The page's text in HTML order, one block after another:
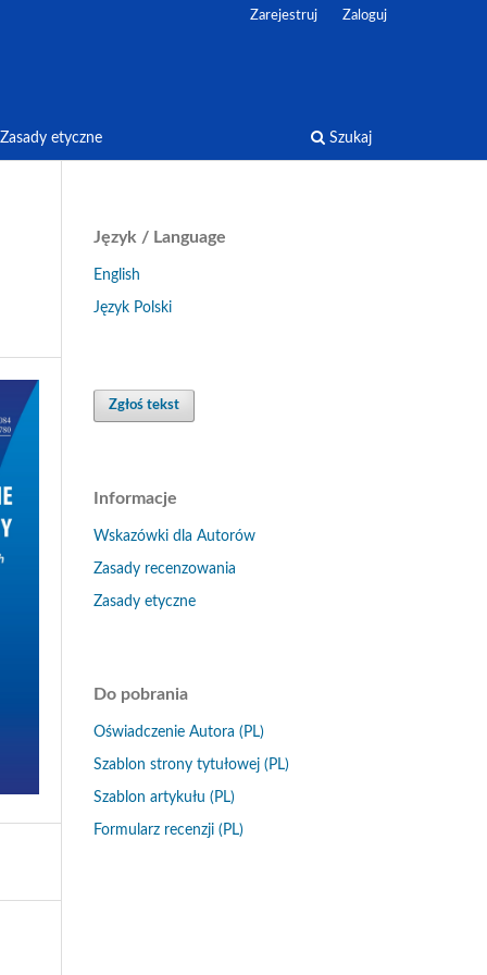
Zasady etyczne Szukaj
Zarejestruj Zaloguj
Język / Language
English
Język Polski
Zgłoś tekst
Informacje
Wskazówki dla Autorów
Zasady recenzowania
Zasady etyczne
Do pobrania
Oświadczenie Autora (PL)
Szablon strony tytułowej (PL)
Szablon artykułu (PL)
Formularz recenzji (PL)